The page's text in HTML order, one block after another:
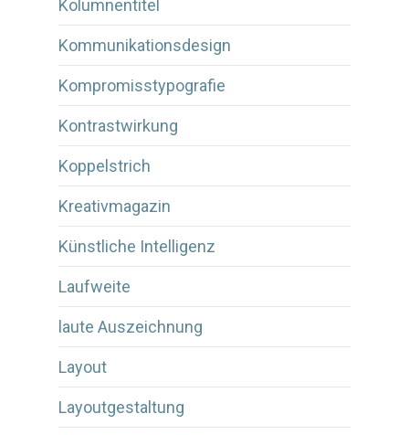
Kolumnentitel
Kommunikationsdesign
Kompromisstypografie
Kontrastwirkung
Koppelstrich
Kreativmagazin
Künstliche Intelligenz
Laufweite
laute Auszeichnung
Layout
Layoutgestaltung